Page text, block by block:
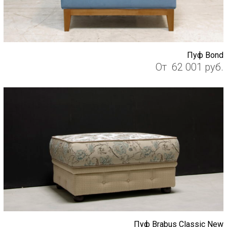
Пуф Bond
От 62 001 руб.
Пуф Brabus Classic New